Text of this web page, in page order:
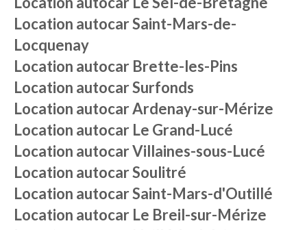
Location autocarSaint-Mars-de-
Locquenay
Location autocar Brette-les-Pins
Location autocarSurfonds
Location autocarArdenay-sur-Mérize
Location autocar Le Grand-Lucé
Location autocarVillaines-sous-Lucé
Location autocarSoulitré
Location autocarSaint-Mars-d'Outillé
Location autocar Le Breil-sur-Mérize